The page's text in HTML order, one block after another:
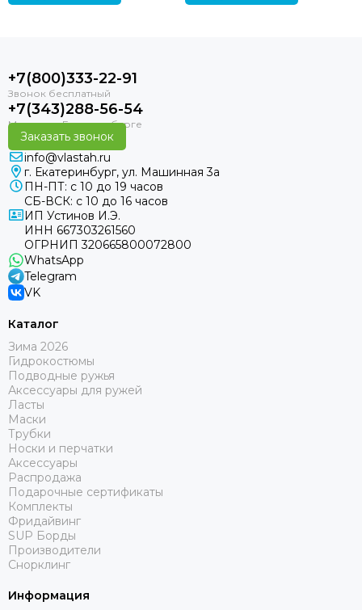
+7(800)333-22-91
+7(343)288-56-54
Заказать звонок
info@vlastah.ru
г. Екатеринбург, ул. Машинная 3а
ПН-ПТ: с 10 до 19 часов
СБ-ВСК: с 10 до 16 часов
ИП Устинов И.Э.
ИНН 667303261560
ОГРНИП 320665800072800
WhatsApp
Telegram
VK
Каталог
Зима 2026
Гидрокостюмы
Подводные ружья
Аксессуары для ружей
Ласты
Маски
Трубки
Носки и перчатки
Аксессуары
Распродажа
Подарочные сертификаты
Комплекты
Фридайвинг
SUP Борды
Производители
Снорклинг
Информация